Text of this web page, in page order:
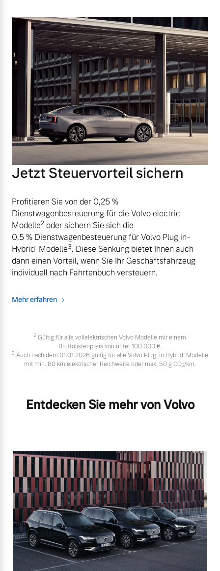
Jetzt Steuervorteil sichern
Profitieren Sie von der 0,25 %
Dienstwagenbesteuerung für die Volvo electric
Modelle2 oder sichern Sie sich die
0,5 % Dienstwagenbesteuerung für Volvo Plug in-
Hybrid-Modelle3. Diese Senkung bietet Ihnen auch
dann einen Vorteil, wenn Sie Ihr Geschäftsfahrzeug
individuell nach Fahrtenbuch versteuern.
Mehr erfahren
2 Gültig für alle vollelektrischen Volvo Modelle mit einem
Bruttolistenpreis von unter 100.000 €.
3 Auch nach dem 01.01.2026 gültig für alle Volvo Plug-in Hybrid-Modelle
mit min. 80 km elektrischer Reichweite oder max. 50 g CO2/km.
Entdecken Sie mehr von Volvo